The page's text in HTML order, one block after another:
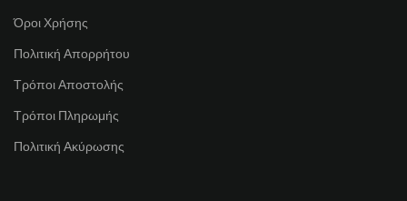
Όροι Χρήσης
Πολιτική Απορρήτου
Τρόποι Αποστολής
Τρόποι Πληρωμής
Πολιτική Ακύρωσης